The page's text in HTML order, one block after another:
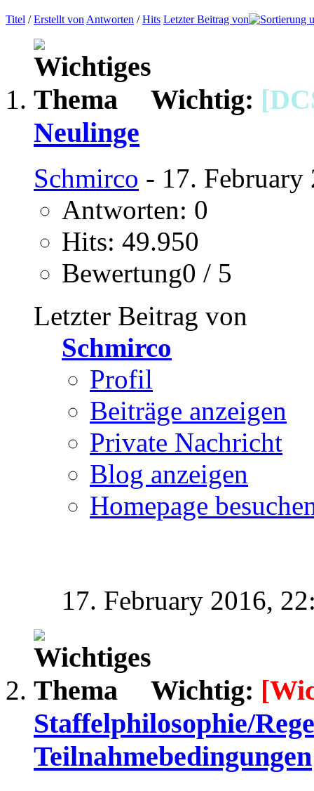
Titel /Erstellt von Antworten /Hits Letzter Beitrag von
Wichtig:
Neulinge
Schmirco - 17.
Antworten: 0
Hits: 49.950
Bewertung0 / 5
Letzter Beitrag von
Schmirco
Profil
Beiträge anzeigen
Private Nachricht
Blog anzeigen
Homepage
17. February 2016,
Wichtig:
Staffelphilosophie/
Teilnahmebedingungen